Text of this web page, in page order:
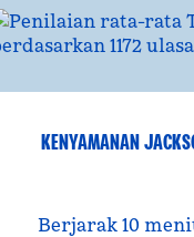
KENYAMANAN
Berjarak 10